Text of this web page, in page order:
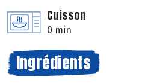
Cuisson
0 min
Ingrédients